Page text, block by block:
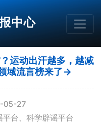
中心
运动出汗越多，越减
域流言榜来了→
05-27
台、科学辟谣平台